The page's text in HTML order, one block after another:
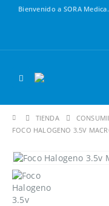
Bienvenido a SORA Medica.
TIENDA
FOCO HALOGENO 3.5V